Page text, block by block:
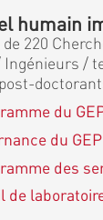
humain
de 220
Ingénieurs /
du
du
des
de